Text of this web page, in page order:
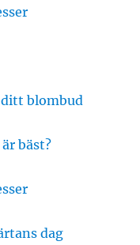
blombud
bäst?
dag